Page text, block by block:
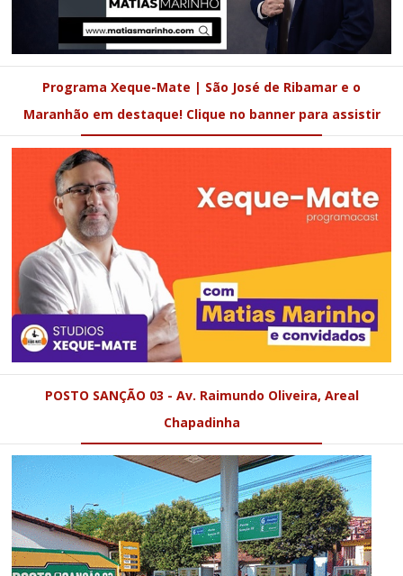
Programa Xeque-Mate | São José de Ribamar e o
Maranhão em destaque! Clique no banner para assistir
POSTO SANÇÃO 03 - Av. Raimundo Oliveira, Areal
Chapadinha